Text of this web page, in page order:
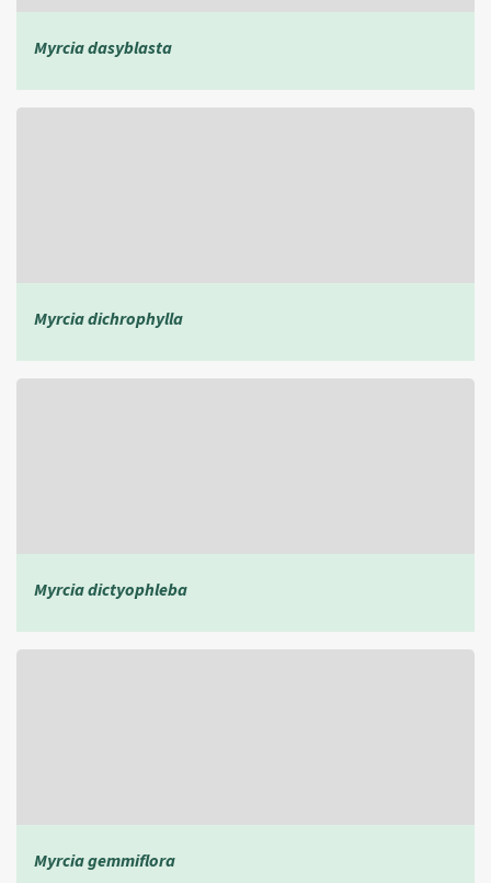
Myrcia dasyblasta
Myrcia dichrophylla
Myrcia dictyophleba
Myrcia gemmiflora